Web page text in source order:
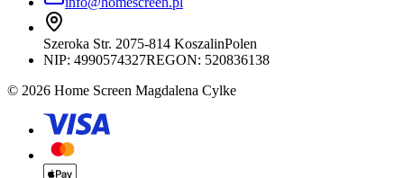
Szeroka Str. 2075-814 KoszalinPolen
NIP: 4990574327REGON: 520836138
© 2026 Home Screen Magdalena Cylke